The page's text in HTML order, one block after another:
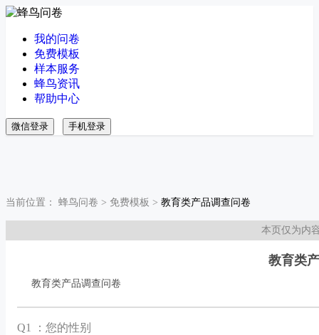
我的问卷
免费模板
样本服务
蜂鸟资讯
帮助中心
微信登录 手机登录
当前位置： 蜂鸟问卷 > 免费模板 > 教育类产品调查问卷
本页仅为内
教育类
教育类产品调查问卷
Q1 ：您的性别